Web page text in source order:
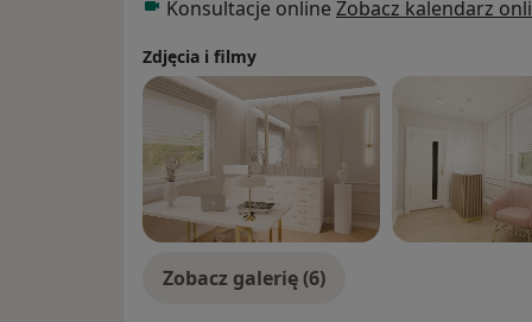
-Zaburzeń Lękowych i Afektywnych
-w Zespole Leczenia Środowiskowego
-Poradni Zdrowia Psychicznego w
Psychicznego w Bydgoszczy,
-Centrum Medycznym Medicover w
Swoją wiedzę nieustannie poszerzam i
oraz śledzenie najnowszych publikacji w
Celem usprawnienia procesu
Konsultacje online Zobacz kalendarz
Zdjęcia i filmy
Zobacz galerię (6)